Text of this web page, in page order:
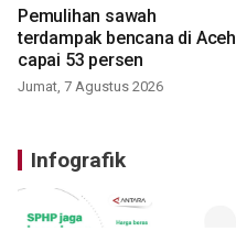
Pemulihan sawah
terdampak bencana di Aceh
capai 53 persen
Jumat, 7 Agustus 2026
Infografik